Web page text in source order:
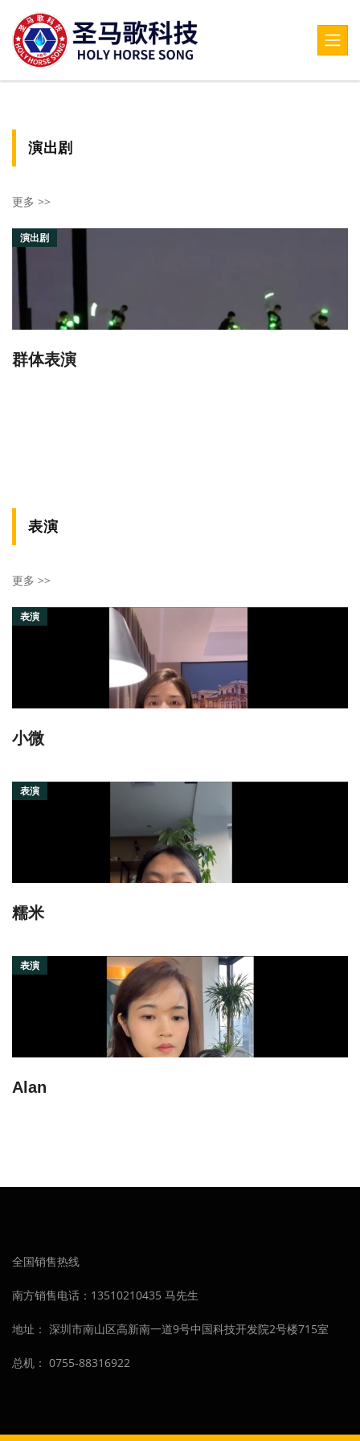
演出剧
更多 >>
演出剧
群体表演
表演
更多 >>
表演
小微
表演
糯米
表演
Alan
全国销售热线
南方销售电话：13510210435 马先生
地址： 深圳市南山区高新南一道9号中国科技开发院2号楼715室
总机： 0755-88316922